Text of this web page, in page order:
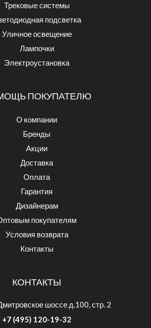
Трековые системы
подсветка
Уличное освещение
Лампочки
Электроустановка
ПОКУПАТЕЛЮ
О компании
Бренды
Акции
Доставка
Оплата
Гарантия
Дизайнерам
покупателям
Условия возврата
Контакты
КОНТАКТЫ
шоссе д.100, стр. 2
+7 (495) 120-19-32